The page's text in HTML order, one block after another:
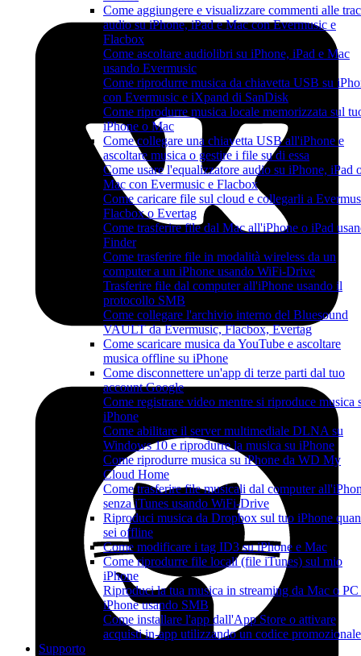
Come aggiungere e visualizzare commenti alle
audio su iPhone, iPad e Mac con Evermusic e
Flacbox
Come ascoltare audiolibri su iPhone, iPad e Mac
usando Evermusic
Come riprodurre musica da chiavetta USB su
con Evermusic e iXpand di SanDisk
Come riprodurre musica locale memorizzata sul
iPhone o Mac
Come collegare una chiavetta USB all'iPhone e
ascoltare musica o gestire i file su di essa
Come usare l'equalizzatore audio su iPhone, iPad
Mac con Evermusic e Flacbox
Come caricare file sul cloud e collegarli a
Flacbox o Evertag
Come trasferire file dal Mac all'iPhone o iPad
Finder
Come trasferire file in modalità wireless da un
computer a un iPhone usando WiFi-Drive
Trasferire file dal computer all'iPhone usando il
protocollo SMB
Come collegare l'archivio interno del Bluesound
VAULT da Evermusic, Flacbox, Evertag
Come scaricare musica da YouTube e ascoltare
musica offline su iPhone
Come disconnettere un'app di terze parti dal tuo
account Google
Come registrare video mentre si riproduce musica
iPhone
Come abilitare il server multimediale DLNA su
Windows 10 e riprodurre la musica su iPhone
Come riprodurre musica su iPhone da WD My
Cloud Home
Come trasferire file musicali dal computer
senza iTunes usando WiFi-Drive
Riproduci musica da Dropbox sul tuo iPhone
sei offline
Come modificare i tag ID3 su iPhone e Mac
Come riprodurre file locali (file iTunes) sul mio
iPhone
Riproduci la tua musica in streaming da Mac o PC
iPhone usando SMB
Come installare l'app dall'App Store o attivare
acquisti in-app utilizzando un codice promozionale
Supporto